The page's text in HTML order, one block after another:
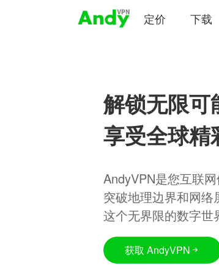
定价 下载
解锁无限可
享受全球精
AndyVPN是您互联
突破地理边界和网
这个无界限的数字世
获取 AndyVPN